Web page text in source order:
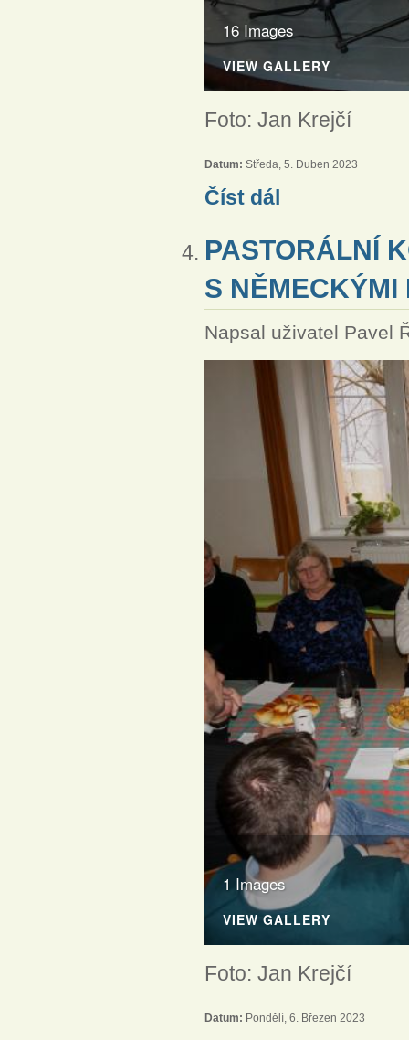
16 Images
VIEW GALLERY
Foto: Jan Krejčí
Datum: Středa, 5. Duben 2023
Číst dál
PASTORÁLNÍ
S NĚMECKÝMI
Napsal uživatel Pavel
1 Images
VIEW GALLERY
Foto: Jan Krejčí
Datum: Pondělí, 6. Březen 2023